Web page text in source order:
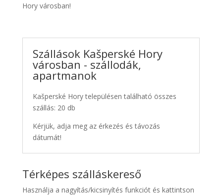
Hory városban!
Szállások Kašperské Hory
városban - szállodák,
apartmanok
Kašperské Hory településen található összes
szállás: 20 db
Kérjük, adja meg az érkezés és távozás
dátumát!
Térképes szálláskereső
Használja a nagyítás/kicsinyítés funkciót és kattintson